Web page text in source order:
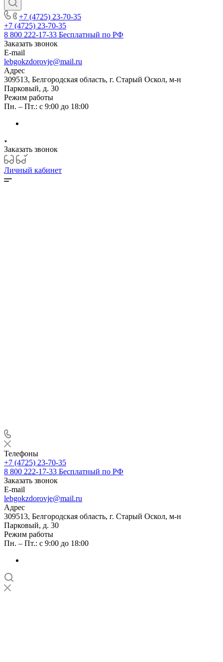
+7 (4725) 23-70-35
+7 (4725) 23-70-35
8 800 222-17-33 Бесплатный по РФ
Заказать звонок
E-mail
lebgokzdorovje@mail.ru
Адрес
309513, Белгородская область, г. Старый Оскол, м-н
Парковый, д. 30
Режим работы
Пн. – Пт.: с 9:00 до 18:00
Заказать звонок
Личный кабинет
Телефоны
+7 (4725) 23-70-35
8 800 222-17-33 Бесплатный по РФ
Заказать звонок
E-mail
lebgokzdorovje@mail.ru
Адрес
309513, Белгородская область, г. Старый Оскол, м-н
Парковый, д. 30
Режим работы
Пн. – Пт.: с 9:00 до 18:00